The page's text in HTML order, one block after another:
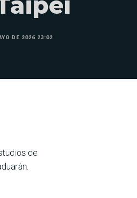
DE 2026 23:02
de